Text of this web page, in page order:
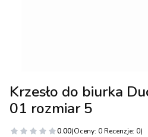
Krzesło do biurka
01 rozmiar 5
0.00(Oceny: 0 Recenzje: 0)